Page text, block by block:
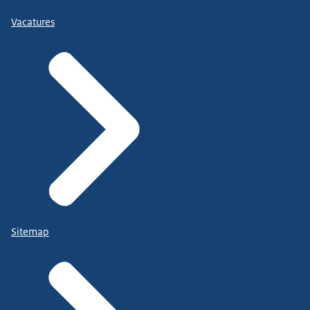
Vacatures
Sitemap